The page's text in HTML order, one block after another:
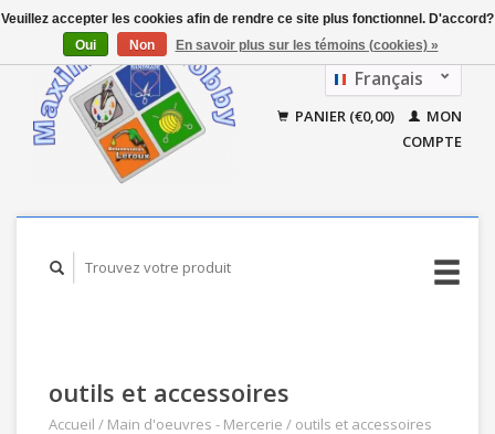
Français
Nederlands
PANIER (€0,00)
MON
COMPTE
outils et accessoires
Accueil / Main d'oeuvres - Mercerie / outils et accessoires
Veuillez accepter les cookies afin de rendre ce site plus fonctionnel. D'accord?
Oui
Non En savoir plus sur les témoins (cookies) »